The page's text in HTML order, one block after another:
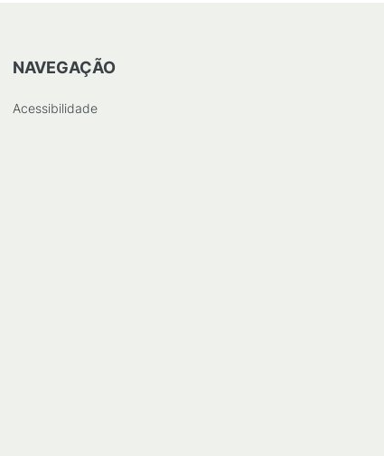
NAVEGAÇÃO
Acessibilidade